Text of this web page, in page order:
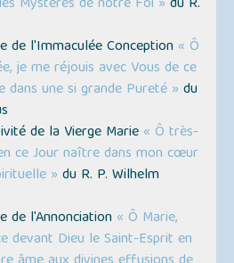
de l'Immaculée Conception « Ô
je me réjouis avec Vous de ce
dans une si grande Pureté » du
de la Vierge Marie « Ô très-
ce Jour naître dans mon cœur
» du R. P. Wilhelm
de l'Annonciation « Ô Marie,
devant Dieu le Saint-Esprit en